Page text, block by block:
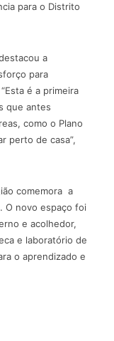
para o Distrito
a
para
é a primeira
que antes
como o Plano
perto de casa”,
comemora a
O novo espaço foi
e acolhedor,
e laboratório de
o aprendizado e